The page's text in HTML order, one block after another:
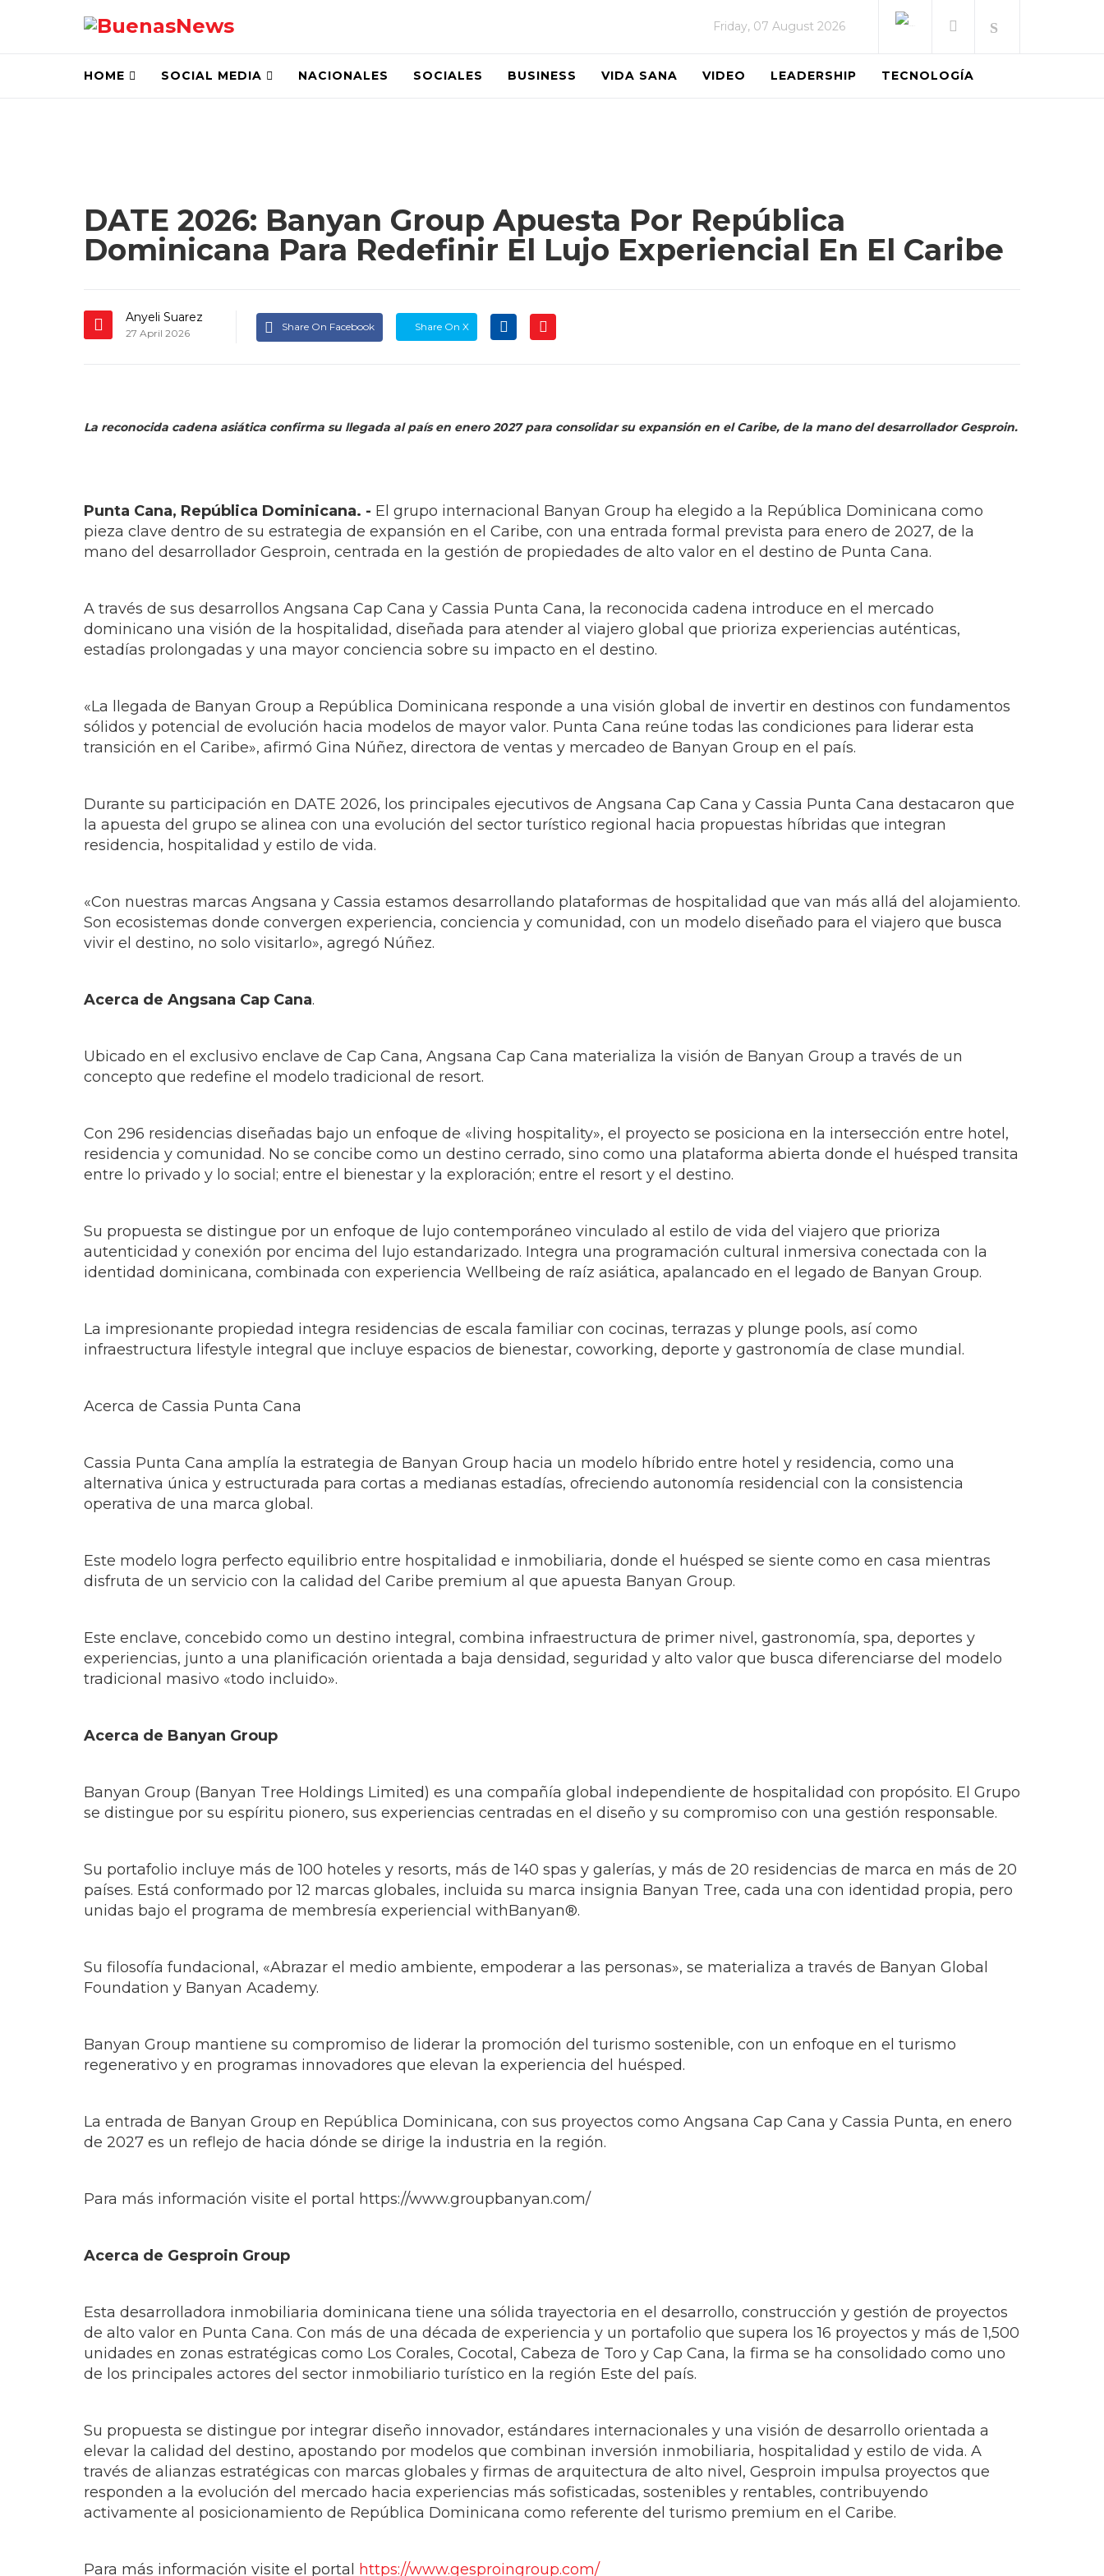
Friday, 07 August 2026
HOME SOCIAL MEDIA NACIONALES SOCIALES BUSINESS VIDA SANA VIDEO LEADERSHIP TECNOLOGÍA
DATE 2026: Banyan Group Apuesta Por República
Dominicana Para Redefinir El Lujo Experiencial En El Caribe
Anyeli Suarez
27 April 2026
Share On Facebook Share On X
La reconocida cadena asiática confirma su llegada al país en enero 2027 para consolidar su expansión en el Caribe, de la mano del desarrollador Gesproin.
Punta Cana, República Dominicana. - El grupo internacional Banyan Group ha elegido a la República Dominicana como
pieza clave dentro de su estrategia de expansión en el Caribe, con una entrada formal prevista para enero de 2027, de la
mano del desarrollador Gesproin, centrada en la gestión de propiedades de alto valor en el destino de Punta Cana.
A través de sus desarrollos Angsana Cap Cana y Cassia Punta Cana, la reconocida cadena introduce en el mercado
dominicano una visión de la hospitalidad, diseñada para atender al viajero global que prioriza experiencias auténticas,
estadías prolongadas y una mayor conciencia sobre su impacto en el destino.
«La llegada de Banyan Group a República Dominicana responde a una visión global de invertir en destinos con fundamentos
sólidos y potencial de evolución hacia modelos de mayor valor. Punta Cana reúne todas las condiciones para liderar esta
transición en el Caribe», afirmó Gina Núñez, directora de ventas y mercadeo de Banyan Group en el país.
Durante su participación en DATE 2026, los principales ejecutivos de Angsana Cap Cana y Cassia Punta Cana destacaron que
la apuesta del grupo se alinea con una evolución del sector turístico regional hacia propuestas híbridas que integran
residencia, hospitalidad y estilo de vida.
«Con nuestras marcas Angsana y Cassia estamos desarrollando plataformas de hospitalidad que van más allá del alojamiento.
Son ecosistemas donde convergen experiencia, conciencia y comunidad, con un modelo diseñado para el viajero que busca
vivir el destino, no solo visitarlo», agregó Núñez.
Acerca de Angsana Cap Cana.
Ubicado en el exclusivo enclave de Cap Cana, Angsana Cap Cana materializa la visión de Banyan Group a través de un
concepto que redefine el modelo tradicional de resort.
Con 296 residencias diseñadas bajo un enfoque de «living hospitality», el proyecto se posiciona en la intersección entre hotel,
residencia y comunidad. No se concibe como un destino cerrado, sino como una plataforma abierta donde el huésped transita
entre lo privado y lo social; entre el bienestar y la exploración; entre el resort y el destino.
Su propuesta se distingue por un enfoque de lujo contemporáneo vinculado al estilo de vida del viajero que prioriza
autenticidad y conexión por encima del lujo estandarizado. Integra una programación cultural inmersiva conectada con la
identidad dominicana, combinada con experiencia Wellbeing de raíz asiática, apalancado en el legado de Banyan Group.
La impresionante propiedad integra residencias de escala familiar con cocinas, terrazas y plunge pools, así como
infraestructura lifestyle integral que incluye espacios de bienestar, coworking, deporte y gastronomía de clase mundial.
Acerca de Cassia Punta Cana
Cassia Punta Cana amplía la estrategia de Banyan Group hacia un modelo híbrido entre hotel y residencia, como una
alternativa única y estructurada para cortas a medianas estadías, ofreciendo autonomía residencial con la consistencia
operativa de una marca global.
Este modelo logra perfecto equilibrio entre hospitalidad e inmobiliaria, donde el huésped se siente como en casa mientras
disfruta de un servicio con la calidad del Caribe premium al que apuesta Banyan Group.
Este enclave, concebido como un destino integral, combina infraestructura de primer nivel, gastronomía, spa, deportes y
experiencias, junto a una planificación orientada a baja densidad, seguridad y alto valor que busca diferenciarse del modelo
tradicional masivo «todo incluido».
Acerca de Banyan Group
Banyan Group (Banyan Tree Holdings Limited) es una compañía global independiente de hospitalidad con propósito. El Grupo
se distingue por su espíritu pionero, sus experiencias centradas en el diseño y su compromiso con una gestión responsable.
Su portafolio incluye más de 100 hoteles y resorts, más de 140 spas y galerías, y más de 20 residencias de marca en más de 20
países. Está conformado por 12 marcas globales, incluida su marca insignia Banyan Tree, cada una con identidad propia, pero
unidas bajo el programa de membresía experiencial withBanyan®.
Su filosofía fundacional, «Abrazar el medio ambiente, empoderar a las personas», se materializa a través de Banyan Global
Foundation y Banyan Academy.
Banyan Group mantiene su compromiso de liderar la promoción del turismo sostenible, con un enfoque en el turismo
regenerativo y en programas innovadores que elevan la experiencia del huésped.
La entrada de Banyan Group en República Dominicana, con sus proyectos como Angsana Cap Cana y Cassia Punta, en enero
de 2027 es un reflejo de hacia dónde se dirige la industria en la región.
Para más información visite el portal https://www.groupbanyan.com/
Acerca de Gesproin Group
Esta desarrolladora inmobiliaria dominicana tiene una sólida trayectoria en el desarrollo, construcción y gestión de proyectos
de alto valor en Punta Cana. Con más de una década de experiencia y un portafolio que supera los 16 proyectos y más de 1,500
unidades en zonas estratégicas como Los Corales, Cocotal, Cabeza de Toro y Cap Cana, la firma se ha consolidado como uno
de los principales actores del sector inmobiliario turístico en la región Este del país.
Su propuesta se distingue por integrar diseño innovador, estándares internacionales y una visión de desarrollo orientada a
elevar la calidad del destino, apostando por modelos que combinan inversión inmobiliaria, hospitalidad y estilo de vida. A
través de alianzas estratégicas con marcas globales y firmas de arquitectura de alto nivel, Gesproin impulsa proyectos que
responden a la evolución del mercado hacia experiencias más sofisticadas, sostenibles y rentables, contribuyendo
activamente al posicionamiento de República Dominicana como referente del turismo premium en el Caribe.
Para más información visite el portal https://www.gesproingroup.com/